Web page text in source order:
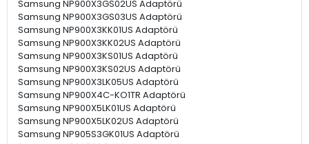
Samsung NP900X3GS02US Adaptörü
Samsung NP900X3GS03US Adaptörü
Samsung NP900X3KK01US Adaptörü
Samsung NP900X3KK02US Adaptörü
Samsung NP900X3KS01US Adaptörü
Samsung NP900X3KS02US Adaptörü
Samsung NP900X3LK05US Adaptörü
Samsung NP900X4C-KO1TR Adaptörü
Samsung NP900X5LK01US Adaptörü
Samsung NP900X5LK02US Adaptörü
Samsung NP905S3GK01US Adaptörü